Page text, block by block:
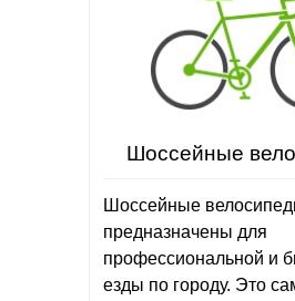
Шоссейные
Шоссейные
предназначены для
профессиональной и
езды по городу. Это